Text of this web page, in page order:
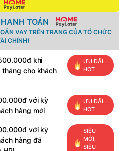
TOÁN
VAY TRÊN TRANG CỦA TỔ CHỨC
CHÍNH)
khi
tháng cho khách
ƯU ĐÃI
HOT
với kỳ
hàng mới
ƯU ĐÃI
HOT
với kỳ
hàng đã
SIÊU
MỚI,
SIÊU